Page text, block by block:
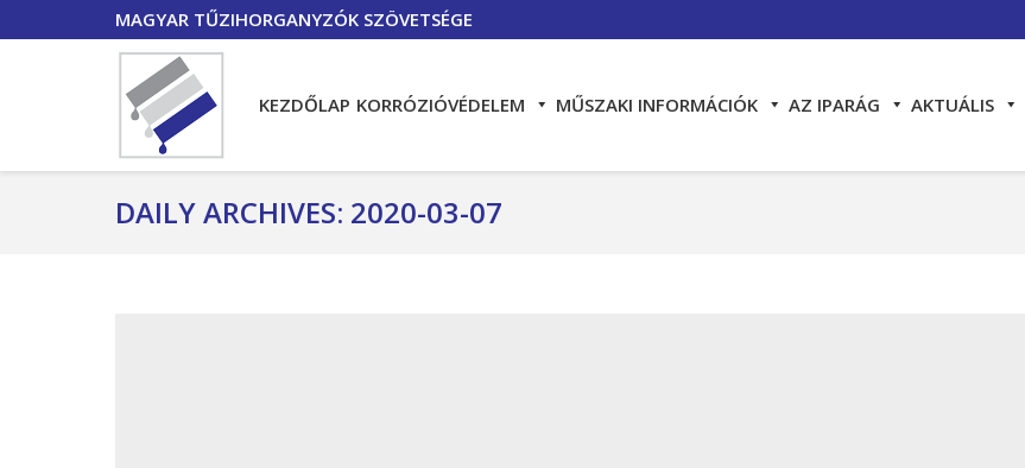
MAGYAR TŰZIHORGANYZÓK SZÖVETSÉGE
KEZDŐLAP KORRÓZIÓVÉDELEM MŰSZAKI INFORMÁCIÓK AZ IPARÁG AKTUÁLIS
DAILY ARCHIVES: 2020-03-07